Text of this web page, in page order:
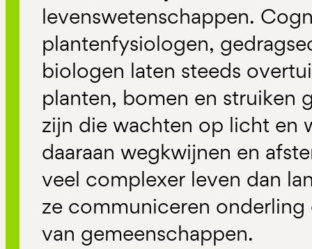
levenswetenschappen.
plantenfysiologen,
biologen laten steeds
planten, bomen en struiken
zijn die wachten op licht en
daaraan wegkwijnen en
veel complexer leven dan
ze communiceren
van gemeenschappen.